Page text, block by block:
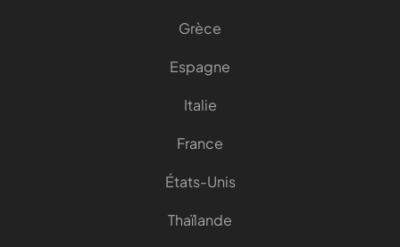
Grèce
Espagne
Italie
France
États-Unis
Thaïlande